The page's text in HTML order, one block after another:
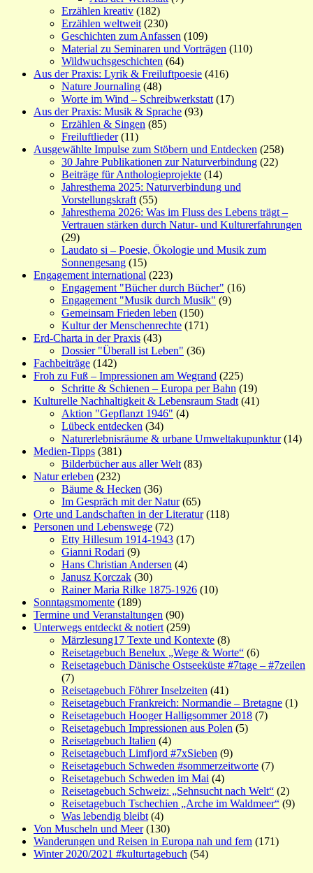
Erzählen kreativ (182)
Erzählen weltweit (230)
Geschichten zum Anfassen (109)
Material zu Seminaren und Vorträgen (110)
Wildwuchsgeschichten (64)
Aus der Praxis: Lyrik & Freiluftpoesie (416)
Nature Journaling (48)
Worte im Wind – Schreibwerkstatt (17)
Aus der Praxis: Musik & Sprache (93)
Erzählen & Singen (85)
Freiluftlieder(11)
Ausgewählte Impulse zum Stöbern und Entdecken (258)
30 Jahre Publikationen zur Naturverbindung (22)
Beiträge für Anthologieprojekte (14)
Jahresthema 2025: Naturverbindung und
Vorstellungskraft (55)
Jahresthema 2026: Was im Fluss des Lebens trägt –
Vertrauen stärken durch Natur- und Kulturerfahrungen
(29)
Laudato si – Poesie, Ökologie und Musik zum
Sonnengesang (15)
Engagement international (223)
Engagement "Bücher durch Bücher" (16)
Engagement "Musik durch Musik" (9)
Gemeinsam Frieden leben (150)
Kultur der Menschenrechte (171)
Erd-Charta in der Praxis (43)
Dossier "Überall ist Leben" (36)
Fachbeiträge (142)
Froh zu Fuß – Impressionen am Wegrand (225)
Schritte & Schienen – Europa per Bahn (19)
Kulturelle Nachhaltigkeit & Lebensraum Stadt (41)
Aktion "Gepflanzt 1946" (4)
Lübeck entdecken (34)
Naturerlebnisräume & urbane Umweltakupunktur(14)
Medien-Tipps (381)
Bilderbücher aus aller Welt (83)
Natur erleben (232)
Bäume & Hecken (36)
Im Gespräch mit der Natur(65)
Orte und Landschaften in der Literatur(118)
Personen und Lebenswege (72)
Etty Hillesum 1914-1943 (17)
Gianni Rodari (9)
Hans Christian Andersen (4)
Janusz Korczak (30)
Rainer Maria Rilke 1875-1926 (10)
Sonntagsmomente (189)
Termine und Veranstaltungen (90)
Unterwegs entdeckt & notiert (259)
Märzlesung17 Texte und Kontexte (8)
Reisetagebuch Benelux „Wege & Worte“ (6)
Reisetagebuch Dänische Ostseeküste #7tage – #7zeilen
(7)
Reisetagebuch Föhrer Inselzeiten (41)
Reisetagebuch Frankreich: Normandie – Bretagne (1)
Reisetagebuch Hooger Halligsommer 2018 (7)
Reisetagebuch Impressionen aus Polen (5)
Reisetagebuch Italien (4)
Reisetagebuch Limfjord #7xSieben (9)
Reisetagebuch Schweden #sommerzeitworte (7)
Reisetagebuch Schweden im Mai (4)
Reisetagebuch Schweiz: „Sehnsucht nach Welt“ (2)
Reisetagebuch Tschechien „Arche im Waldmeer“ (9)
Was lebendig bleibt (4)
Von Muscheln und Meer(130)
Wanderungen und Reisen in Europa nah und fern (171)
Winter 2020/2021 #kulturtagebuch (54)